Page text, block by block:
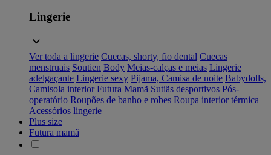
Lingerie
Ver toda a lingerie Cuecas, shorty, fio dental Cuecas
menstruais Soutien Body Meias-calças e meias Lingerie
adelgaçante Lingerie sexy Pijama, Camisa de noite Babydolls,
Camisola interior Futura Mamã Sutiãs desportivos Pós-
operatório Roupões de banho e robes Roupa interior térmica
Acessórios lingerie
Plus size
Futura mamã